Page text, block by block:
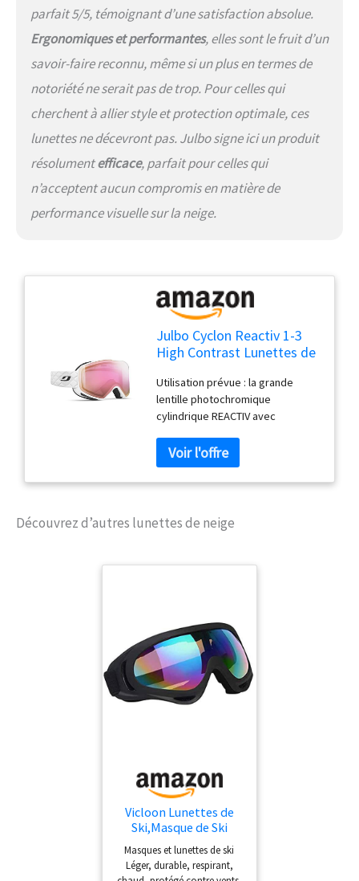
dévouement à la qualité, offrant
produits, tout en repoussant les
limites de l'innovation avec la
technologie des verres
photochromiques REACTIV.
parfait 5/5, témoignant d’une satisfaction absolue.
Ergonomiques et performantes, elles sont le fruit d’un
savoir-faire reconnu, même si un plus en termes de
notoriété ne serait pas de trop. Pour celles qui
cherchent à allier style et protection optimale, ces
lunettes ne décevront pas. Julbo signe ici un produit
résolumentefficace, parfait pour celles qui
n’acceptent aucun compromis en matière de
performance visuelle sur la neige.
Julbo Cyclon Reactiv 1-3
High Contrast Lunettes de
Utilisation prévue : la grande
lentille photochromique
cylindrique REACTIV avec
sans monture offre une meilleure
ventilation, un champ de vision
ouvert et des spécifications de
s'adapter confortablement et
avoir fière allure avec un casque.
Largeur des verres (mm) : 170,
de l'air pour éviter la buée.
Lentille 1-3 REACTIV HIGH
CONTRAST : lentille
photochromique avec une teinte
ambrée qui accentue le terrain,
mieux lire le terrain tout en vous
déplaçant rapidement. Convient
haute montagne, ski et freeride.
Taux de transmission de la
lumière visible : 17 % - 75 %.
Ajustement : sangle entièrement
Découvrez d’autres lunettes de neige
Vicloon Lunettes de
Ski,Masque de Ski
Motoneige Moto
Lunettes Ski Goggles
Protection Lunettes
Masques et lunettes de ski
Léger, durable, respirant,